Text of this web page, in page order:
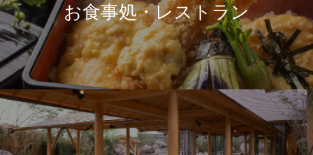
お食事処・レストラン